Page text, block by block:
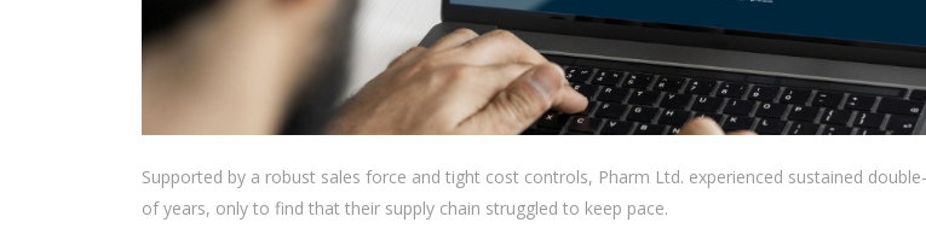
Supported by a robust sales force and tight cost controls, Pharm Ltd. experienced sustained
of years, only to find that their supply chain struggled to keep pace.